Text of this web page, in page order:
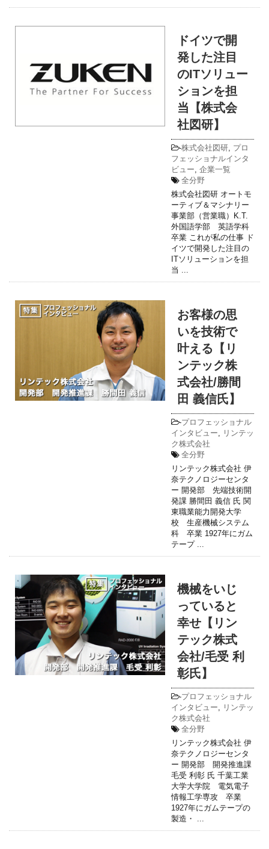
ドイツで開
発した注目
のITソリュー
ションを担
当【株式会
社図研】
-株式会社図研, プロ
フェッショナルインタ
ビュー, 企業一覧
全分野
株式会社図研 オートモ
ーティブ＆マシナリー
事業部（営業職）K.T.
外国語学部 英語学科
卒業 これが私の仕事 ド
イツで開発した注目の
ITソリューションを担
当 ...
お客様の思
いを技術で
叶える【リ
ンテック株
式会社/勝間
田 義信氏】
-プロフェッショナル
インタビュー, リンテッ
ク株式会社
全分野
リンテック株式会社 伊
奈テクノロジーセンタ
ー 開発部 先端技術開
発課 勝間田 義信 氏 関
東職業能力開発大学
校 生産機械システム
科 卒業 1927年にガム
テープ ...
機械をいじ
っていると
幸せ【リン
テック株式
会社/毛受 利
彰氏】
-プロフェッショナル
インタビュー, リンテッ
ク株式会社
全分野
リンテック株式会社 伊
奈テクノロジーセンタ
ー 開発部 開発推進課
毛受 利彰 氏 千葉工業
大学大学院 電気電子
情報工学専攻 卒業
1927年にガムテープの
製造・ ...